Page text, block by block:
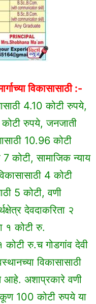
विकासासाठी :-
4.10 कोटी रुपये,
कोटी रुपये, जनजाती
10.96 कोटी
कोटी, सामाजिक न्याय
4 कोटी
5 कोटी, वणी
देवदाकरिता २
१ कोटी रु.
कोटी रु.च गोडगांव देवी
विकासासाठी
आहे. अशाप्रकारे वणी
एकूण 100 कोटी रुपये या